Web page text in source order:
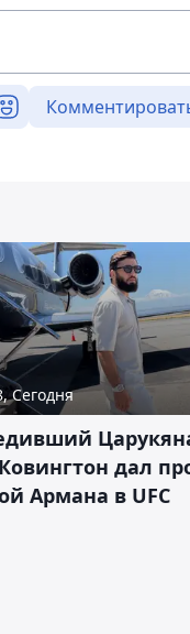
Сегодня
дал
Армана в UFC